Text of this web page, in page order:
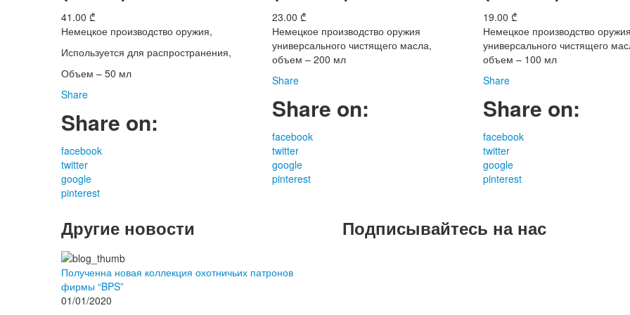
41.00 ₾
Немецкое производство оружия,
Используется для распространения,
Объем – 50 мл
Share
Share on:
facebook
twitter
google
pinterest
23.00 ₾
Немецкое производство оружия
универсального чистящего масла,
объем – 200 мл
Share
Share on:
facebook
twitter
google
pinterest
19.00 ₾
Немецкое производство оружия
универсального чистящего
объем – 100 мл
Share
Share on:
facebook
twitter
google
pinterest
Другие новости
Полученна новая коллекция охотничьих патронов
фирмы “BPS”
01/01/2020
Подписывайтесь на нас